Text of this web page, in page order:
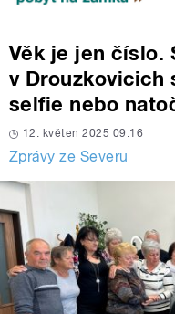
Věk je jen číslo.
v
selfie nebo
12. květen 2025 09:16
Zprávy ze Severu